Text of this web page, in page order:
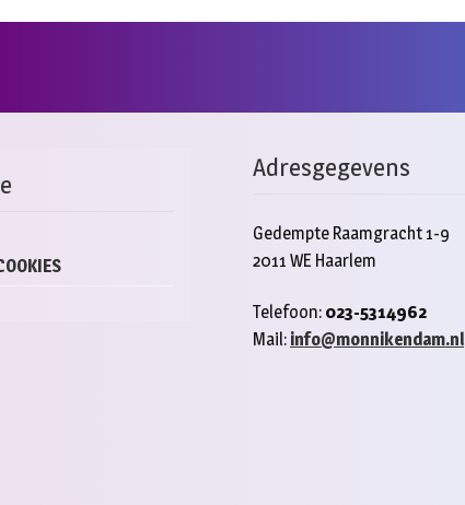
Adresgegevens
Gedempte Raamgracht 1-9
2011 WE Haarlem
Telefoon: 023-5314962
Mail: info@monnikendam.nl